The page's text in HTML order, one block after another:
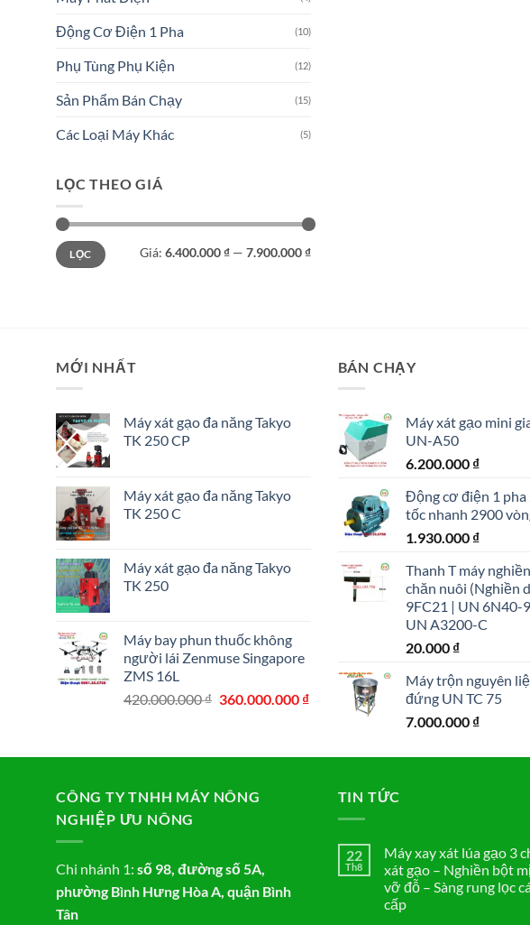
Động Cơ Điện 1 Pha (10)
Phụ Tùng Phụ Kiện (12)
Sản Phẩm Bán Chạy (15)
Các Loại Máy Khác (5)
LỌC THEO GIÁ
Giá
tối
thiểu
Giá
tối
đa
LỌC Giá: 6.400.000 ₫— 7.900.000 ₫
MỚI NHẤT
Máy xát gạo đa năng Takyo
TK 250 CP
Máy xát gạo đa năng Takyo
TK 250 C
Máy xát gạo đa năng Takyo
TK 250
Máy bay phun thuốc không
người lái Zenmuse Singapore
ZMS 16L
420.000.000₫ Giá
420.000.000 ₫.
360.000.000 ₫Giá
là:
BÁN CHẠY
Máy xát gạo mini
UN-A50
6.200.000 ₫
Động cơ điện 1 pha
tốc nhanh 2900
1.930.000 ₫
Thanh T máy
chăn nuôi (Nghiền
9FC21 | UN 6N40-
UN A3200-C
20.000 ₫
Máy trộn nguyên
đứng UN TC 75
7.000.000 ₫
CÔNG TY TNHH MÁY NÔNG
NGHIỆP ƯU NÔNG
Chi nhánh 1: số 98, đường số 5A,
phường Bình Hưng Hòa A, quận Bình
Tân
TIN TỨC
22
Th8
Máy xay xát lúa gạo 3
xát gạo – Nghiền bột
vỡ đỗ – Sàng rung lọc
cấp